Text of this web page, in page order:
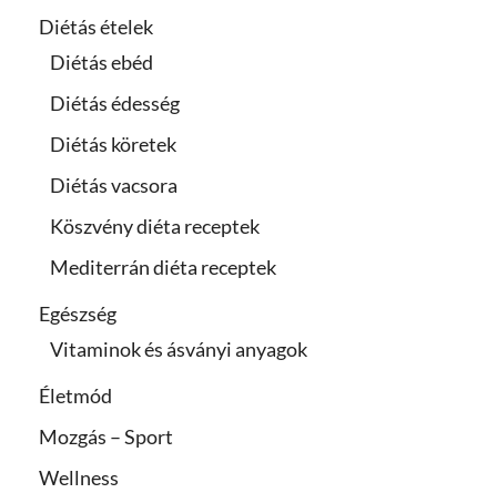
Diétás ételek
Diétás ebéd
Diétás édesség
Diétás köretek
Diétás vacsora
Köszvény diéta receptek
Mediterrán diéta receptek
Egészség
Vitaminok és ásványi anyagok
Életmód
Mozgás – Sport
Wellness